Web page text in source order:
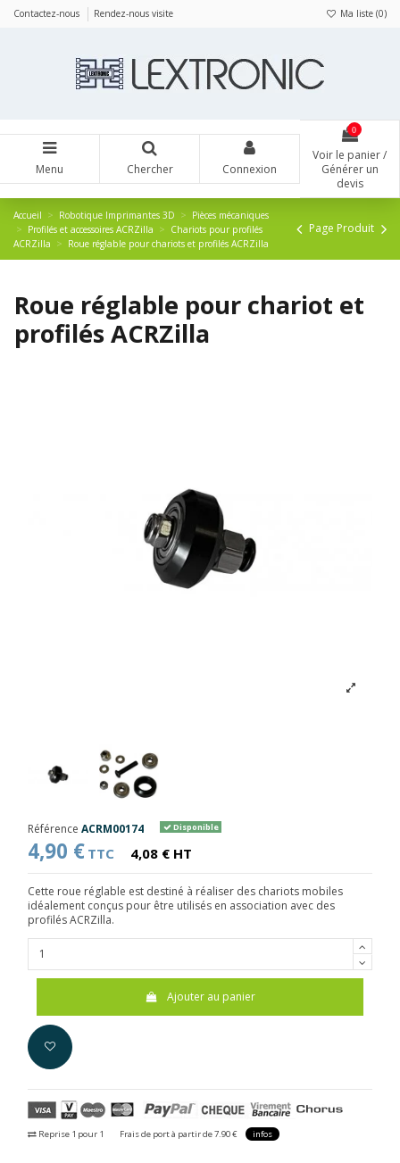
Contactez-nous Rendez-nous visite Ma liste (0)
Menu Chercher Connexion
0
Voir le panier /
Générer un
devis
Accueil Robotique Imprimantes 3D
Pièces mécaniques
Profilés et accessoires ACRZilla
Chariots pour profilés
ACRZilla
Roue réglable pour chariots et profilés ACRZilla
Page Produit
Roue réglable pour chariot et
profilés ACRZilla
Référence ACRM00174 Disponible
4,90 € TTC 4,08 € HT
Cette roue réglable est destiné à réaliser des chariots mobiles
idéalement conçus pour être utilisés en association avec des
profilés ACRZilla.
Ajouter au panier
Reprise 1 pour 1 Frais de port à partir de 7.90 € infos
Panneau de gestion des cookies